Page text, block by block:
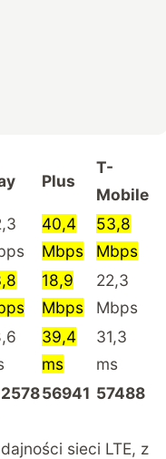
Plus
T-
Mobile
40,4
Mbps
53,8
Mbps
18,9
Mbps
22,3
Mbps
39,4
ms
31,3
ms
56941 57488
sieci LTE, z